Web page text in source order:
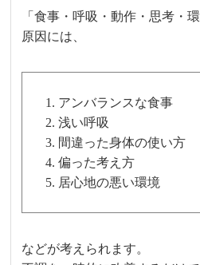
「食事・呼吸・動作・思考・
原因には、
アンバランスな食事
浅い呼吸
間違った身体の使い方
偏った考え方
居心地の悪い環境
などが考えられます。